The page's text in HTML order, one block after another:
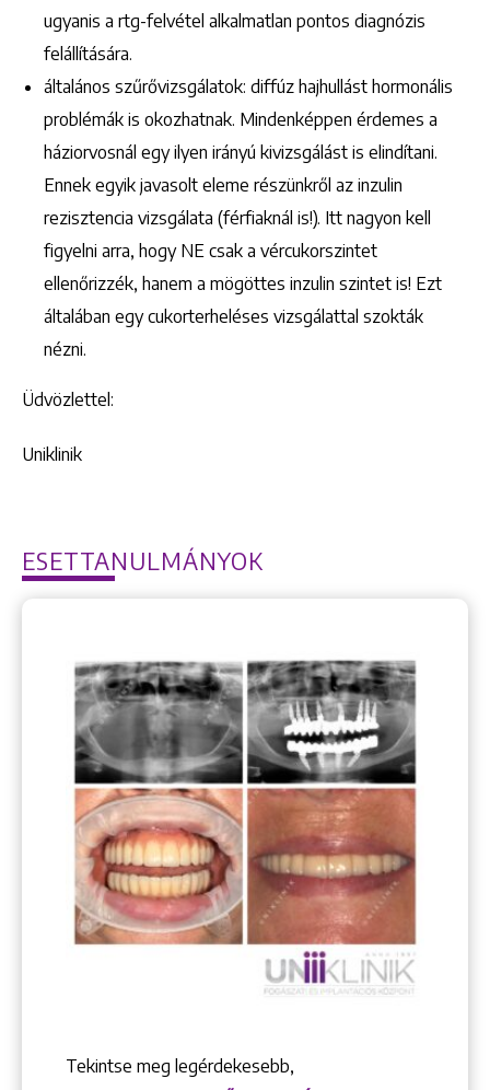
ugyanis a rtg-felvétel alkalmatlan pontos diagnózis
felállítására.
általános szűrővizsgálatok: diffúz hajhullást hormonális
problémák is okozhatnak. Mindenképpen érdemes a
háziorvosnál egy ilyen irányú kivizsgálást is elindítani.
Ennek egyik javasolt eleme részünkről az inzulin
rezisztencia vizsgálata (férfiaknál is!). Itt nagyon kell
figyelni arra, hogy NE csak a vércukorszintet
ellenőrizzék, hanem a mögöttes inzulin szintet is! Ezt
általában egy cukorterheléses vizsgálattal szokták
nézni.
Üdvözlettel:
Uniklinik
ESETTANULMÁNYOK
Tekintse meg legérdekesebb,